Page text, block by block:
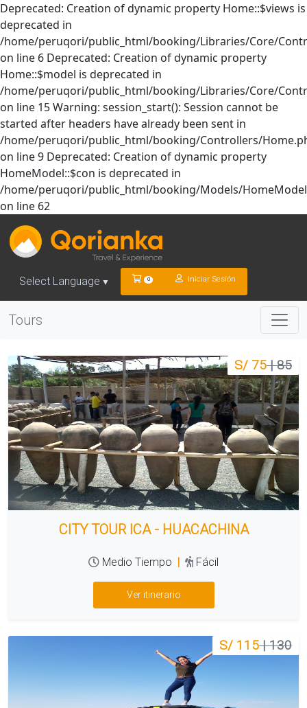
Deprecated: Creation of dynamic property Home::$views is
deprecated in
/home/peruqori/public_html/booking/Libraries/Core/
on line 6 Deprecated: Creation of dynamic property
Home::$model is deprecated in
/home/peruqori/public_html/booking/Libraries/Core/
on line 15 Warning: session_start(): Session cannot be
started after headers have already been sent in
/home/peruqori/public_html/booking/Controllers/
on line 9 Deprecated: Creation of dynamic property
HomeModel::$con is deprecated in
/home/peruqori/public_html/booking/Models/
on line 62
Select Language ▼ 0 Iniciar Sesión
Tours
S/ 75| 85
CITY TOUR ICA - HUACACHINA
Medio Tiempo | Fácil
Ver itinerario
S/ 115| 130